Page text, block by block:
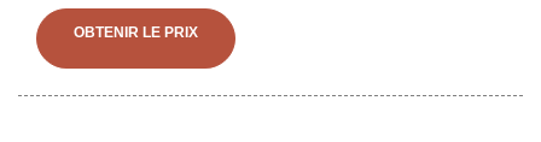
98 % et les équipements de filtre-presse représentent 1 %. Une large
gamme d'options de presse à huile d'arachide s'offre à vous,
OBTENIR LE PRIX